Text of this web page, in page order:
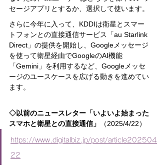
セージアプリとするか、選択して使います。
さらに今年に入って、KDDIは衛星とスマー
トフォンとの直接通信サービス「au Starlink
Direct」の提供を開始し、Googleメッセージ
を使って衛星経由でGoogleのAI機能
「Gemini」を利用するなど、Googleメッセ
ージのユースケースを広げる動きを進めてい
ます。
◇以前のニュースレター「いよいよ始まった
スマホと衛星との直接通信」
（2025/4/22）
https://www.digitalbiz.jp/post/article202504
22